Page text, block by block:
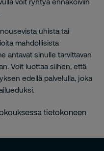
uhista tai
mahdollisista
antavat sinulle tarvittavan
Voit luottaa siihen, että
edellä palvelulla, joka